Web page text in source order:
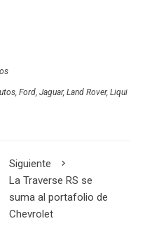
Ford Jaguar, Land Rover, Liqui
Siguiente
La Traverse RS se
suma al portafolio de
Chevrolet